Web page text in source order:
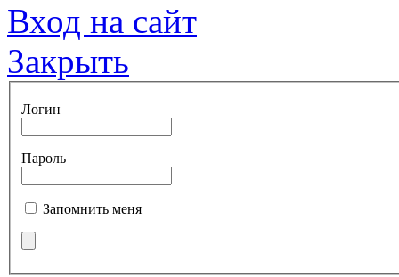
Вход на сайт
Закрыть
Логин
Пароль
Запомнить меня